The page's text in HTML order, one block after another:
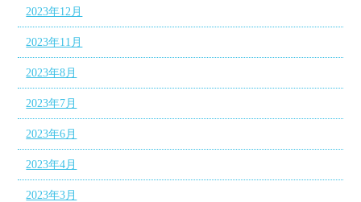
2023年12月
2023年11月
2023年8月
2023年7月
2023年6月
2023年4月
2023年3月